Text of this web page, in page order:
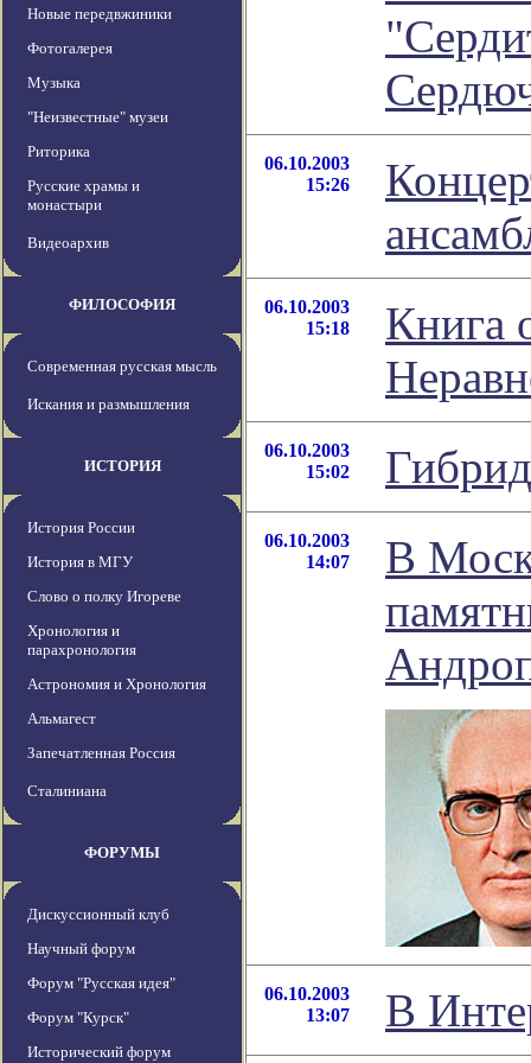
Новые передвжиники
Фотогалерея
Музыка
"Неизвестные" музеи
Риторика
Русские храмы и
монастыри
Видеоархив
ФИЛОСОФИЯ
Современная русская мысль
Искания и размышления
ИСТОРИЯ
История России
История в МГУ
Слово о полку Игореве
Хронология и
парахронология
Астрономия и Хронология
Альмагест
Запечатленная Россия
Сталиниана
ФОРУМЫ
Дискуссионный клуб
Научный форум
Форум "Русская идея"
Форум "Курск"
Исторический форум
06.10.2003
15:26
06.10.2003
15:18
Книга
06.10.2003
15:02
06.10.2003
14:07
В
06.10.2003
13:07
В